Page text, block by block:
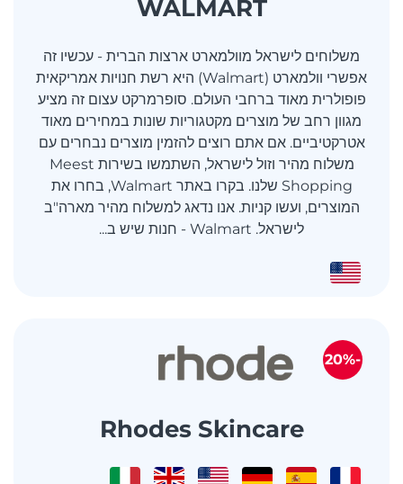
WALMART
משלוחים לישראל מוולמארט ארצות הברית - עכשיו זה
אפשרי וולמארט (Walmart) היא רשת חנויות אמריקאית
פופולרית מאוד ברחבי העולם. סופרמרקט עצום זה מציע
מגוון רחב של מוצרים מקטגוריות שונות במחירים מאוד
אטרקטיביים. אם אתם רוצים להזמין מוצרים נבחרים עם
משלוח מהיר וזול לישראל, השתמשו בשירות Meest
Shopping שלנו. בקרו באתר Walmart, בחרו את
המוצרים, ועשו קניות. אנו נדאג למשלוח מהיר מארה"ב
לישראל. Walmart - חנות שיש ב...
Rhodes Skincare
-20%